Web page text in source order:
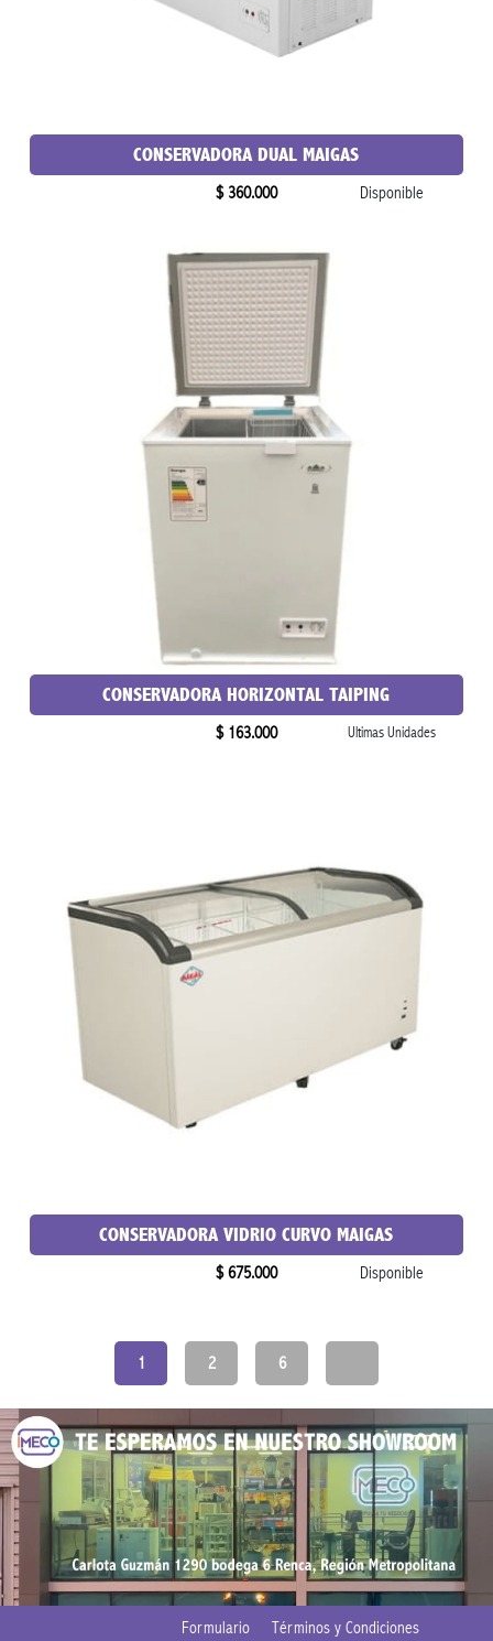
CONSERVADORA DUAL MAIGAS
$ 360.000 Disponible
CONSERVADORA HORIZONTAL TAIPING
$ 163.000 Ultimas Unidades
CONSERVADORA VIDRIO CURVO MAIGAS
$ 675.000 Disponible
1 2 6
Formulario Términos y Condiciones